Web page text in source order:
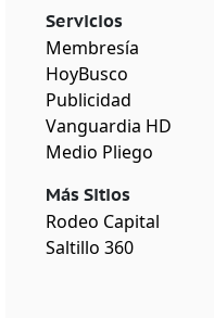
Servicios
Membresía
HoyBusco
Publicidad
Vanguardia HD
Medio Pliego
Más Sitios
Rodeo Capital
Saltillo 360